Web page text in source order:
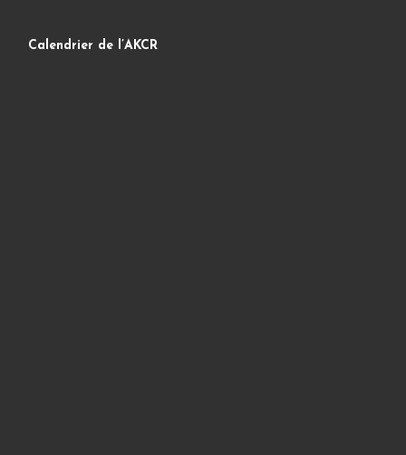
Calendrier de l’AKCR